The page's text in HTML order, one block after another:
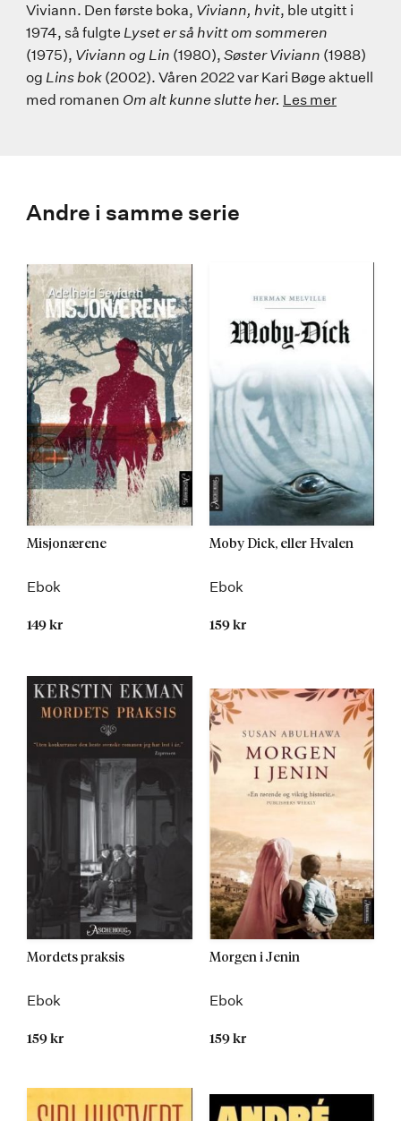
Viviann. Den første boka, Viviann, hvit, ble utgitt i
1974, så fulgte Lyset er så hvitt om sommeren
(1975), Viviann og Lin (1980), Søster Viviann (1988)
og Lins bok (2002). Våren 2022 var Kari Bøge aktuell
med romanen Om alt kunne slutte her. Les mer
Andre i samme serie
Misjonærene
Ebok
149 kr
Moby Dick, eller Hvalen
Ebok
159 kr
Mordets praksis
Ebok
159 kr
Morgen i Jenin
Ebok
159 kr